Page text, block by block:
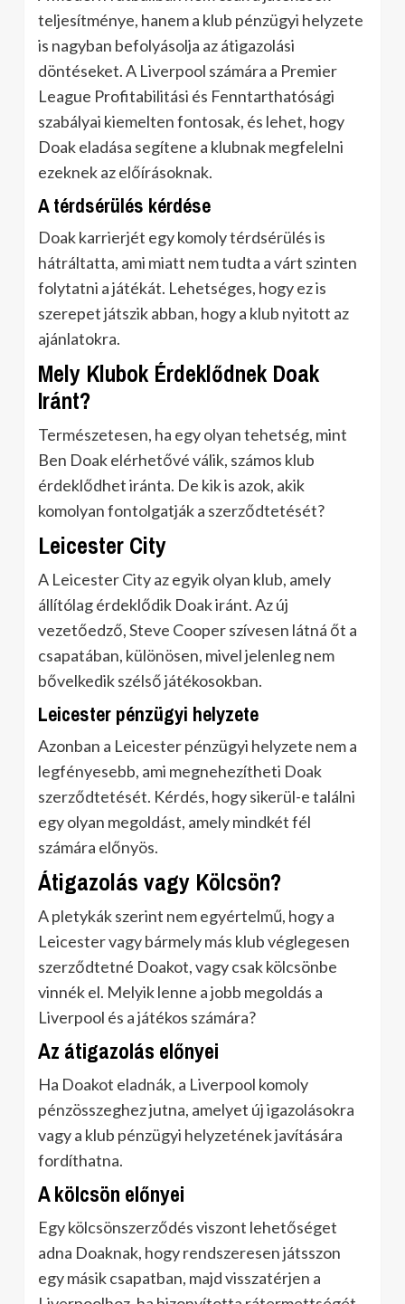
teljesítménye, hanem a klub pénzügyi helyzete
is nagyban befolyásolja az átigazolási
döntéseket. A Liverpool számára a Premier
League Profitabilitási és Fenntarthatósági
szabályai kiemelten fontosak, és lehet, hogy
Doak eladása segítene a klubnak megfelelni
ezeknek az előírásoknak.
A térdsérülés kérdése
Doak karrierjét egy komoly térdsérülés is
hátráltatta, ami miatt nem tudta a várt szinten
folytatni a játékát. Lehetséges, hogy ez is
szerepet játszik abban, hogy a klub nyitott az
ajánlatokra.
Mely Klubok Érdeklődnek Doak
Iránt?
Természetesen, ha egy olyan tehetség, mint
Ben Doak elérhetővé válik, számos klub
érdeklődhet iránta. De kik is azok, akik
komolyan fontolgatják a szerződtetését?
Leicester City
A Leicester City az egyik olyan klub, amely
állítólag érdeklődik Doak iránt. Az új
vezetőedző, Steve Cooper szívesen látná őt a
csapatában, különösen, mivel jelenleg nem
bővelkedik szélső játékosokban.
Leicester pénzügyi helyzete
Azonban a Leicester pénzügyi helyzete nem a
legfényesebb, ami megnehezítheti Doak
szerződtetését. Kérdés, hogy sikerül-e találni
egy olyan megoldást, amely mindkét fél
számára előnyös.
Átigazolás vagy Kölcsön?
A pletykák szerint nem egyértelmű, hogy a
Leicester vagy bármely más klub véglegesen
szerződtetné Doakot, vagy csak kölcsönbe
vinnék el. Melyik lenne a jobb megoldás a
Liverpool és a játékos számára?
Az átigazolás előnyei
Ha Doakot eladnák, a Liverpool komoly
pénzösszeghez jutna, amelyet új igazolásokra
vagy a klub pénzügyi helyzetének javítására
fordíthatna.
A kölcsön előnyei
Egy kölcsönszerződés viszont lehetőséget
adna Doaknak, hogy rendszeresen játsszon
egy másik csapatban, majd visszatérjen a